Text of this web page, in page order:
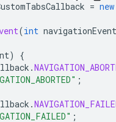
= new
(int navigationEvent
)
{
.
;
.
;